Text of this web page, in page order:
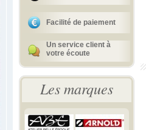
Facilité de paiement
Un service client à
votre écoute
Les marques